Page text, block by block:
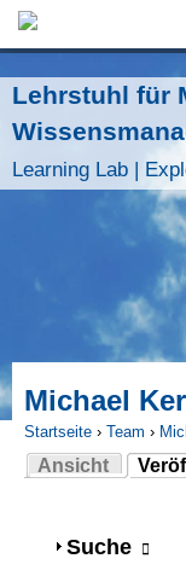
Lehrstuhl für
Learning Lab |
Michael
Sie sind hier
Startseite › Team ›
Ansicht
Anzeigen
Suche